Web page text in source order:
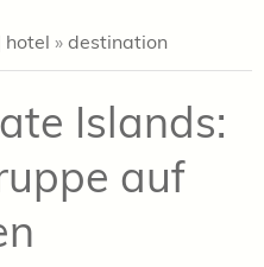
hotel » destination
Islands:
auf